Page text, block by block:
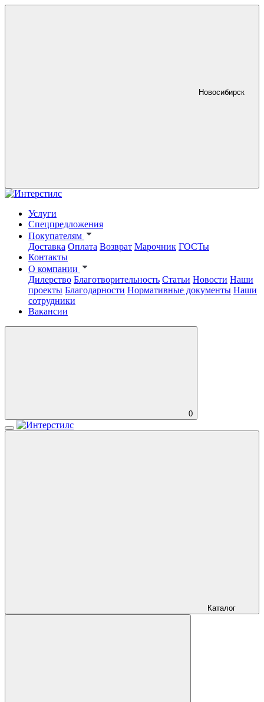
Новосибирск
Услуги
Спецпредложения
Покупателям
Доставка Оплата Возврат Марочник ГОСТы
Контакты
О компании
Дилерство Благотворительность Статьи Новости Наши
проекты Благодарности Нормативные документы Наши
сотрудники
Вакансии
0
Каталог